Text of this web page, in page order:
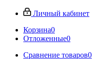
Личный кабинет
Корзина0
Отложенные0
Сравнение товаров0